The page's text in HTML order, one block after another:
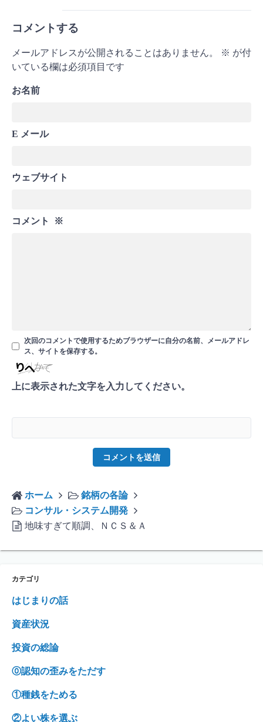
コメントする
メールアドレスが公開されることはありません。 ※ が付
いている欄は必須項目です
お名前
E メール
ウェブサイト
コメント ※
次回のコメントで使用するためブラウザーに自分の名前、メールアドレ
ス、サイトを保存する。
上に表示された文字を入力してください。
ホーム
銘柄の各論
コンサル・システム開発
地味すぎて順調、ＮＣＳ＆Ａ
カテゴリ
はじまりの話
資産状況
投資の総論
⓪認知の歪みをただす
①種銭をためる
②よい株を選ぶ